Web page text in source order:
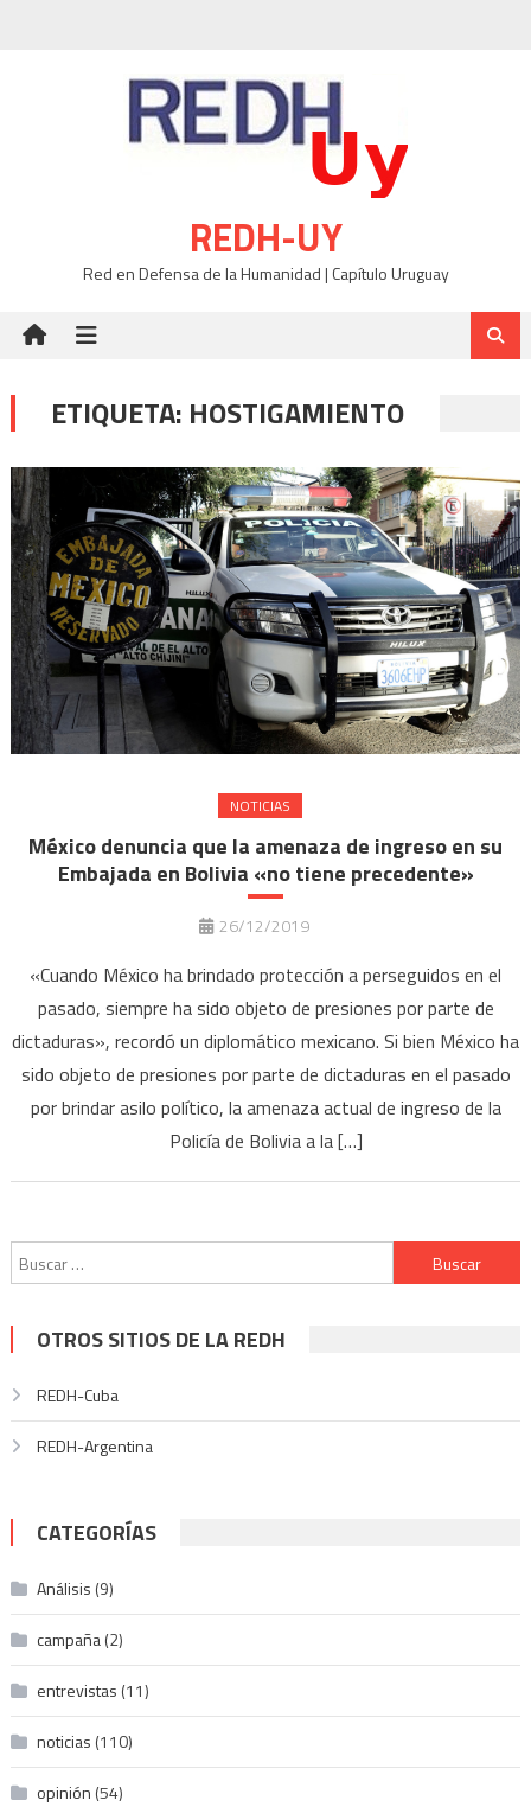
REDH-UY
Red en Defensa de la Humanidad | Capítulo Uruguay
ETIQUETA: HOSTIGAMIENTO
NOTICIAS
México denuncia que la amenaza de ingreso en su
Embajada en Bolivia «no tiene precedente»
26/12/2019
«Cuando México ha brindado protección a perseguidos en el
pasado, siempre ha sido objeto de presiones por parte de
dictaduras», recordó un diplomático mexicano. Si bien México ha
sido objeto de presiones por parte de dictaduras en el pasado
por brindar asilo político, la amenaza actual de ingreso de la
Policía de Bolivia a la […]
Buscar:
OTROS SITIOS DE LA REDH
REDH-Cuba
REDH-Argentina
CATEGORÍAS
Análisis (9)
campaña(2)
entrevistas (11)
noticias (110)
opinión (54)